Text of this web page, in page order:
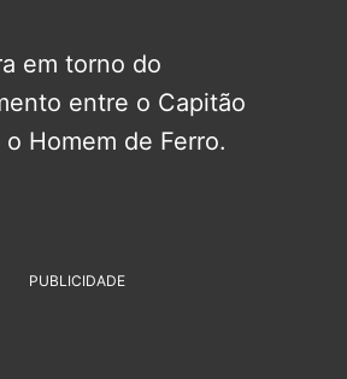
em torno do
entre o Capitão
Homem de Ferro.
PUBLICIDADE